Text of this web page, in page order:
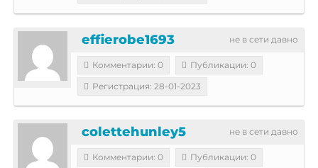
не в сети давно
effierobe1693
Комментарии: 0
Публикации: 0
Регистрация: 28-01-2023
не в сети давно
colettehunley5
Комментарии: 0
Публикации: 0